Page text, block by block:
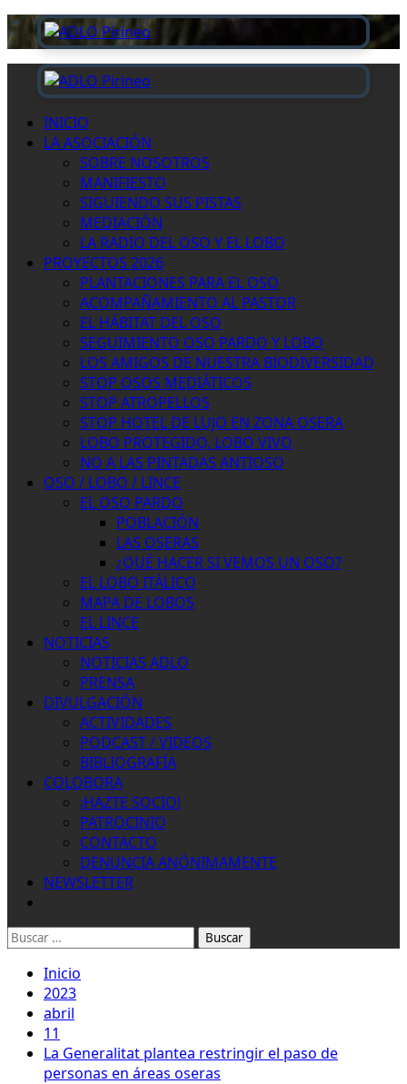
Saltar
al
contenido
Menú
primario
INICIO
LA ASOCIACIÓN
SOBRE NOSOTROS
MANIFIESTO
SIGUIENDO SUS PISTAS
MEDIACIÓN
LA RADIO DEL OSO Y EL LOBO
PROYECTOS 2026
PLANTACIONES PARA EL OSO
ACOMPAÑAMIENTO AL PASTOR
EL HÁBITAT DEL OSO
SEGUIMIENTO OSO PARDO Y LOBO
LOS AMIGOS DE NUESTRA BIODIVERSIDAD
STOP OSOS MEDIÁTICOS
STOP ATROPELLOS
STOP HOTEL DE LUJO EN ZONA OSERA
LOBO PROTEGIDO, LOBO VIVO
NO A LAS PINTADAS ANTIOSO
OSO / LOBO / LINCE
EL OSO PARDO
POBLACIÓN
LAS OSERAS
¿QUÉ HACER SI VEMOS UN OSO?
EL LOBO ITÁLICO
MAPA DE LOBOS
EL LINCE
NOTICIAS
NOTICIAS ADLO
PRENSA
DIVULGACIÓN
ACTIVIDADES
PODCAST / VIDEOS
BIBLIOGRAFÍA
COLOBORA
¡HAZTE SOCIO!
PATROCINIO
CONTACTO
DENUNCIA ANÓNIMAMENTE
NEWSLETTER
Buscar:
Inicio
2023
abril
11
La Generalitat plantea restringir el paso de
personas en áreas oseras